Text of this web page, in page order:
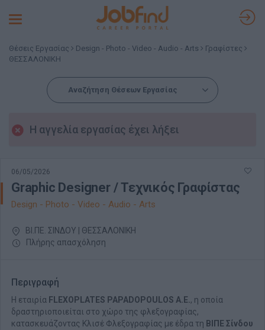
Toggle
Θέσεις Εργασίας Design - Photo - Video - Audio - Arts
Γραφίστες
ΘΕΣΣΑΛΟΝΙΚΗ
Αναζήτηση Θέσεων Εργασίας
Η αγγελία εργασίας έχει λήξει
06/05/2026
Graphic Designer / Τεχνικός Γραφίστας
Design - Photo - Video - Audio - Arts
ΒΙ.ΠΕ. ΣΙΝΔΟΥ | ΘΕΣΣΑΛΟΝΙΚΗ
Πλήρης απασχόληση
Περιγραφή
Η εταιρία FLEXOPLATES PAPADOPOULOS Α.Ε , η οποία
δραστηριοποιείται στο χώρο της φλεξογραφίας,
κατασκευάζοντας Κλισέ Φλεξογραφίας με έδρα τη ΒΙΠΕ Σίνδου